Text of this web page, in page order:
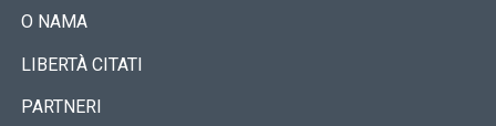
O NAMA
LIBERTÀ CITATI
PARTNERI